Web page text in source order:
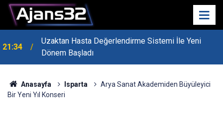
21:34
Uzaktan Hasta Değerlendirme Sistemi İle Yeni
Dönem Başladı
Anasayfa Isparta
Arya Sanat Akademiden Büyüleyici
Bir Yeni Yıl Konseri